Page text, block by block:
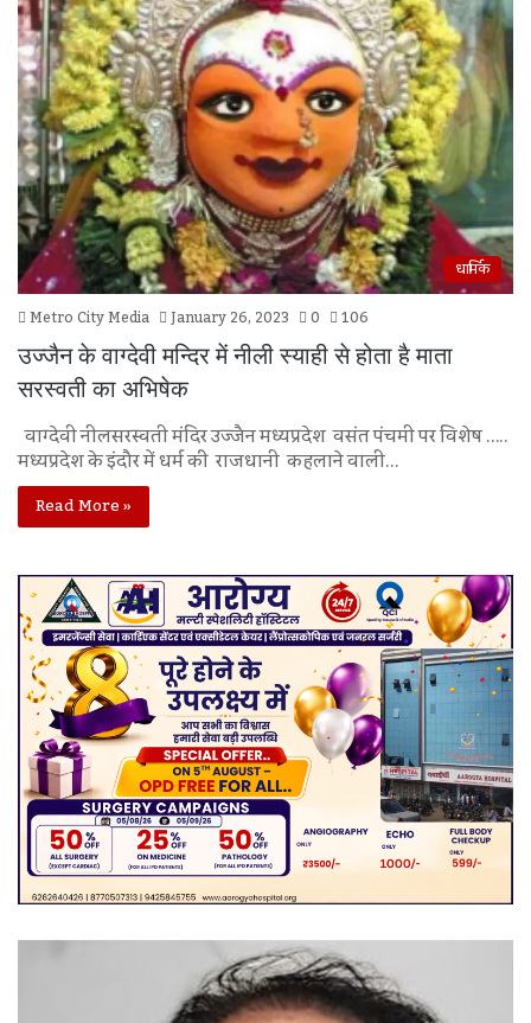
धार्मिक
Metro City Media
January 26, 2023 0 106
उज्जैन के वाग्देवी मन्दिर में नीली स्याही से होता है माता
सरस्वती का अभिषेक
वाग्देवी नीलसरस्वती मंदिर उज्जैन मध्यप्रदेश वसंत पंचमी पर विशेष …..
मध्यप्रदेश के इंदौर में धर्म की राजधानी कहलाने वाली…
Read More »